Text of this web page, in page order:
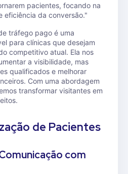
pacientes, focando na
eficiência da conversão."
tráfego pago é uma
para clínicas que desejam
competitivo atual. Ela nos
a visibilidade, mas
qualificados e melhorar
Com uma abordagem
transformar visitantes em
de Pacientes
com